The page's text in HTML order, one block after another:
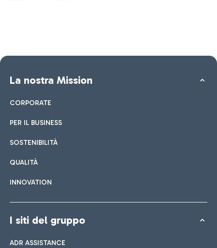
La nostra Mission
CORPORATE
PER IL BUSINESS
SOSTENIBILITÀ
QUALITÀ
INNOVATION
I siti del gruppo
ADR ASSISTANCE